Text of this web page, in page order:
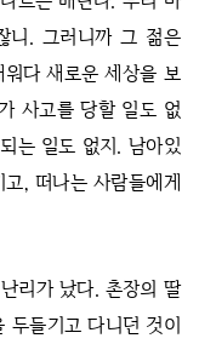
니. 그러니까 그 젊은
다 새로운 세상을 보
사고를 당할 일도 없
는 일도 없지. 남아있
, 떠나는 사람들에게
리가 났다. 촌장의 딸
두들기고 다니던 것이